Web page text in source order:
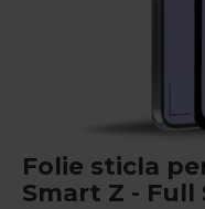
Folie sticla
Smart Z - Full